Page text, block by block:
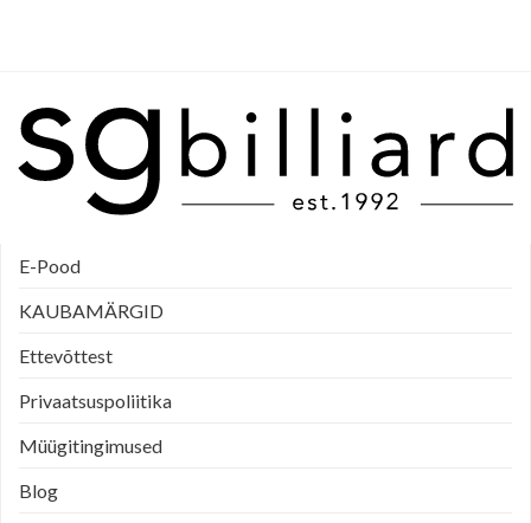
E-Pood
KAUBAMÄRGID
Ettevõttest
Privaatsuspoliitika
Müügitingimused
Blog